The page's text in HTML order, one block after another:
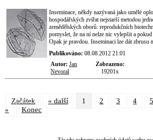
Inseminace, někdy nazývaná jako umělé
hospodářských zvířat nejstarší metodou
zemědělských oborů: reprodukčních
pomyslet, že na ní nelze nic vylepšit a
Opak je pravdou. Inseminaci lze dát zbrusu
Publikováno: 08.08.2012 21:01
Autor: Jan
Nevoral
Zobrazeno:
19201x
Začátek « další 1 2 3 4 5
»
Konec